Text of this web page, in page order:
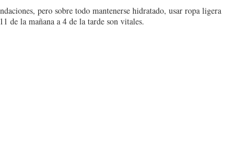
pero sobre todo mantenerse hidratado, usar ropa ligera
de la mañana a 4 de la tarde son vitales.